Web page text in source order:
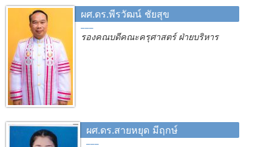
ผศ.ดร.พีรวัฒน์ ชัยสุข
รองคณบดีคณะครุศาสตร์ ฝ่ายบริหาร
ผศ.ดร.สายหยุด มีฤกษ์